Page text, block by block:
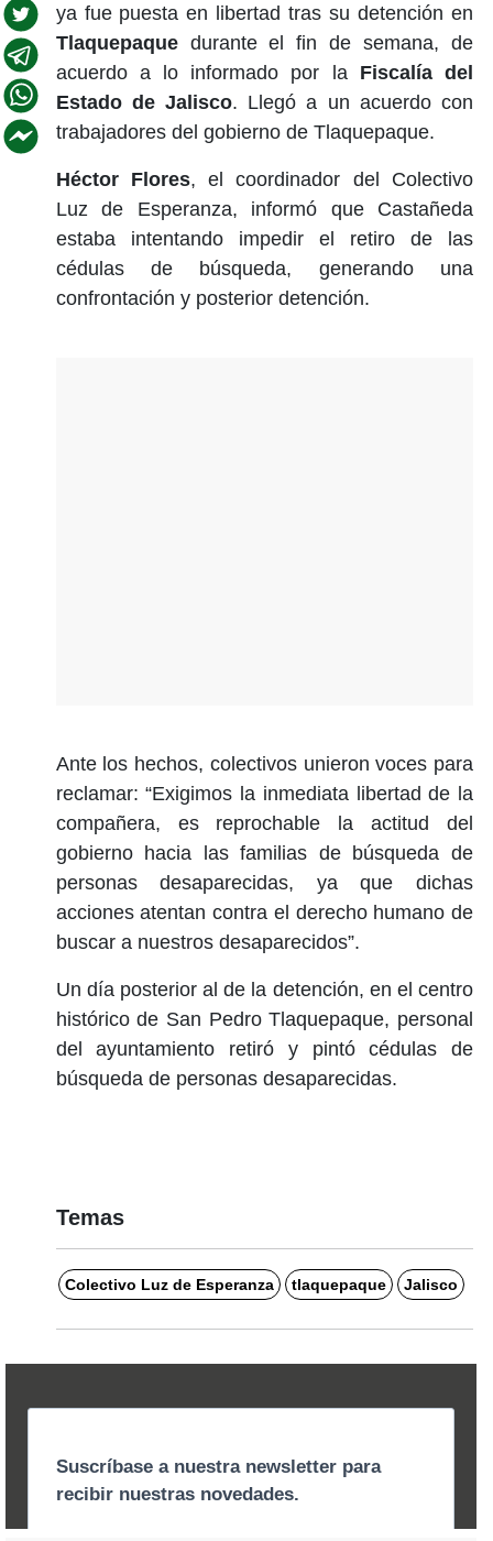
ya fue puesta en libertad tras su detención en
Tlaquepaquedurante el fin de semana, de
acuerdo a lo informado por la Fiscalía del
Estado de Jalisco. Llegó a un acuerdo con
trabajadores del gobierno de Tlaquepaque.
Héctor Flores, el coordinador del Colectivo
Luz de Esperanza, informó que Castañeda
estaba intentando impedir el retiro de las
cédulas de búsqueda, generando una
confrontación y posterior detención.
Ante los hechos, colectivos unieron voces para
reclamar: “Exigimos la inmediata libertad de la
compañera, es reprochable la actitud del
gobierno hacia las familias de búsqueda de
personas desaparecidas, ya que dichas
acciones atentan contra el derecho humano de
buscar a nuestros desaparecidos”.
Un día posterior al de la detención, en el centro
histórico de San Pedro Tlaquepaque, personal
del ayuntamiento retiró y pintó cédulas de
búsqueda de personas desaparecidas.
Temas
Colectivo Luz de Esperanza tlaquepaque Jalisco